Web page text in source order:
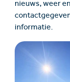
nieuws, weer
informatie.